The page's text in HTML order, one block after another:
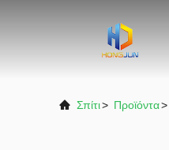
Σπίτι> Προϊόντα>